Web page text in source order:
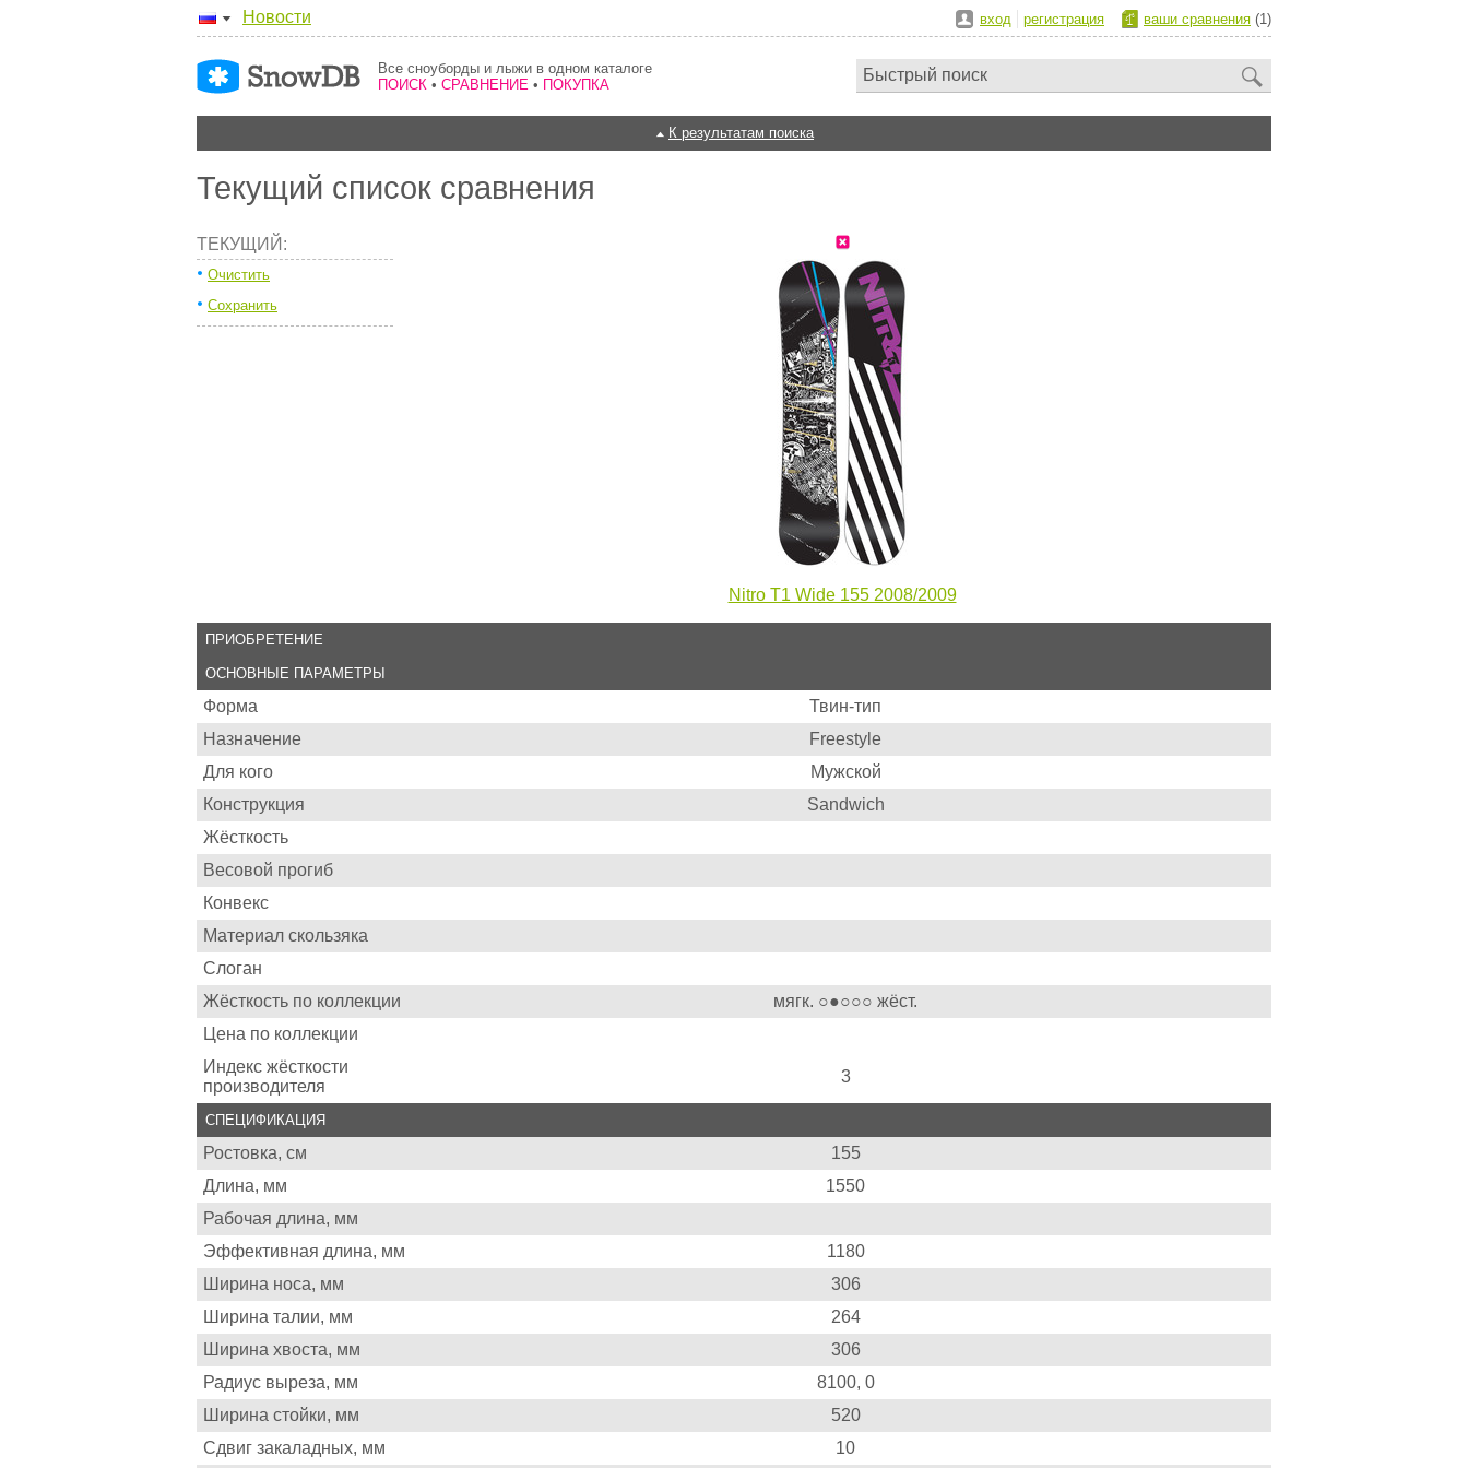
Новости вход регистрация ваши сравнения (1)
Все сноуборды и лыжи в одном каталоге
ПОИСК • СРАВНЕНИЕ • ПОКУПКА
К результатам поиска
Текущий список сравнения
ТЕКУЩИЙ:
Очистить
Сохранить
Nitro T1 Wide 155 2008/2009
ПРИОБРЕТЕНИЕ
ОСНОВНЫЕ ПАРАМЕТРЫ
Форма
Твин-тип
Назначение
Freestyle
Для кого
Мужской
Конструкция
Sandwich
Жёсткость
Весовой прогиб
Конвекс
Материал скользяка
Слоган
Жёсткость по коллекции
мягк. ○●○○○ жёст.
Цена по коллекции
Индекс жёсткости
производителя
3
СПЕЦИФИКАЦИЯ
Ростовка, см
155
Длина, мм
1550
Рабочая длина, мм
Эффективная длина, мм
1180
Ширина носа, мм
306
Ширина талии, мм
264
Ширина хвоста, мм
306
Радиус выреза, мм
8100, 0
Ширина стойки, мм
520
Сдвиг закаладных, мм
10